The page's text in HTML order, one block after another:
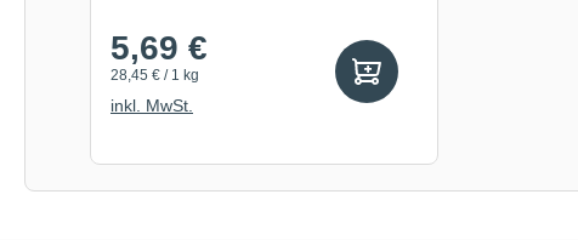
5,69 €
28,45 € / 1 kg
inkl. MwSt.